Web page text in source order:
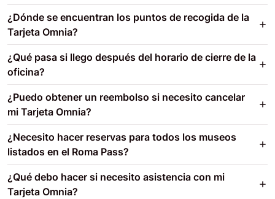
¿Dónde se encuentran los puntos de recogida de la
Tarjeta Omnia?
¿Qué pasa si llego después del horario de cierre de la
oficina?
¿Puedo obtener un reembolso si necesito cancelar
mi Tarjeta Omnia?
¿Necesito hacer reservas para todos los museos
listados en el Roma Pass?
¿Qué debo hacer si necesito asistencia con mi
Tarjeta Omnia?